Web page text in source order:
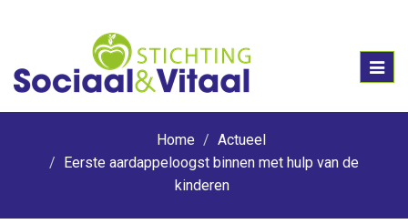
Home
Actueel
Eerste aardappeloogst binnen met hulp van de
kinderen